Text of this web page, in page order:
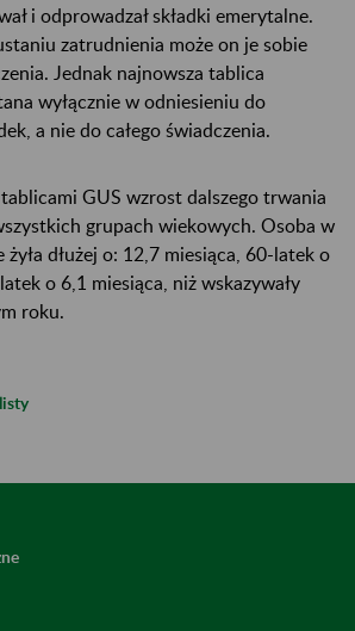
i odprowadzał składki emerytalne.
zatrudnienia może on je sobie
Jednak najnowsza tablica
wyłącznie w odniesieniu do
a nie do całego świadczenia.
GUS wzrost dalszego trwania
grupach wiekowych. Osoba w
dłużej o: 12,7 miesiąca, 60-latek o
o 6,1 miesiąca, niż wskazywały
roku.